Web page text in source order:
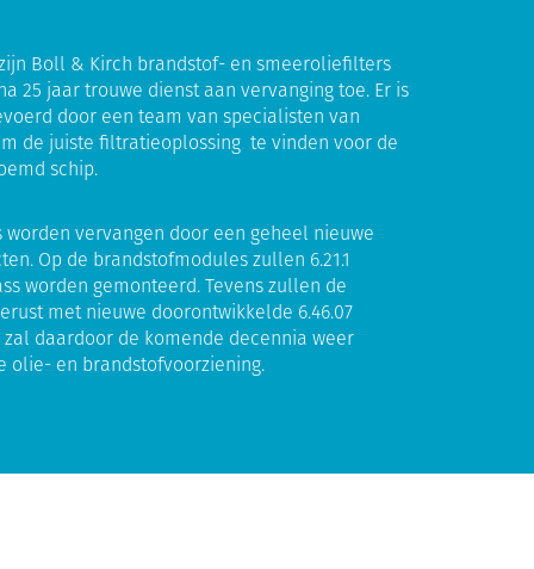
Boll & Kirch brandstof- en smeeroliefilters
25 jaar trouwe dienst aan vervanging toe. Er is
door een team van specialisten van
de juiste filtratieoplossing te vinden voor de
schip.
vervangen door een geheel nieuwe
Op de brandstofmodules zullen 6.21.1
worden gemonteerd. Tevens zullen de
met nieuwe doorontwikkelde 6.46.07
daardoor de komende decennia weer
olie- en brandstofvoorziening.